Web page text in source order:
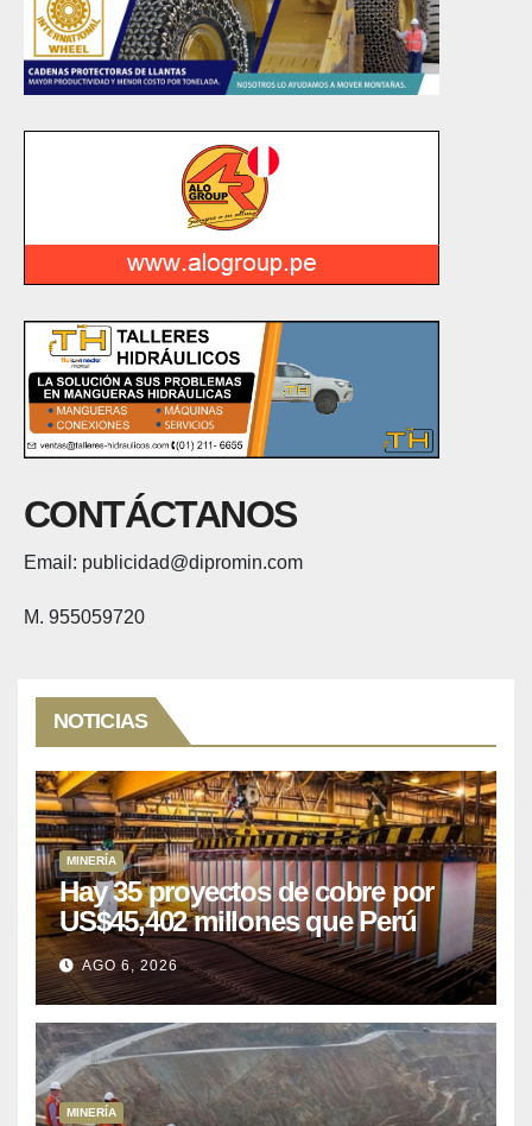
CONTÁCTANOS
Email: publicidad@dipromin.com
M. 955059720
NOTICIAS
MINERÍA
Hay 35 proyectos de cobre por
US$45,402 millones que Perú
puede aprovechar
AGO 6, 2026
MINERÍA